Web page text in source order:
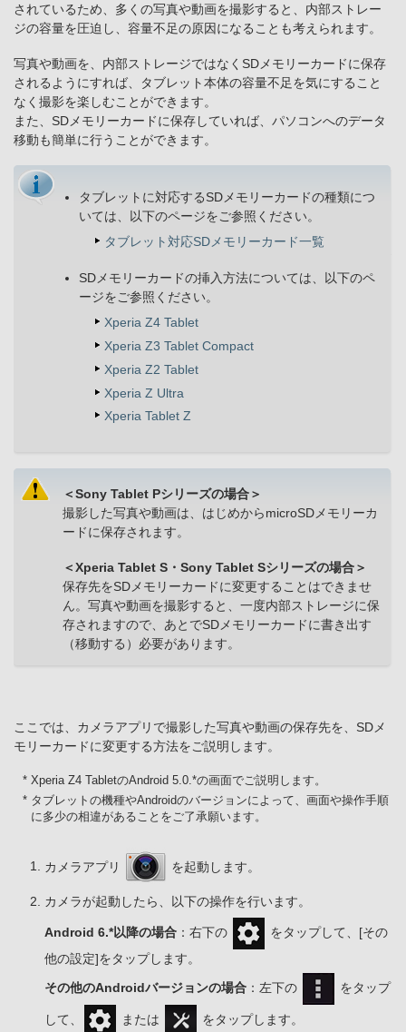
されているため、多くの写真や動画を撮影すると、内部ストレー
ジの容量を圧迫し、容量不足の原因になることも考えられます。
写真や動画を、内部ストレージではなくSDメモリーカードに保存
されるようにすれば、タブレット本体の容量不足を気にすること
なく撮影を楽しむことができます。
また、SDメモリーカードに保存していれば、パソコンへのデータ
移動も簡単に行うことができます。
タブレットに対応するSDメモリーカードの種類につ
いては、以下のページをご参照ください。
タブレット対応SDメモリーカード一覧
SDメモリーカードの挿入方法については、以下のペ
ージをご参照ください。
Xperia Z4 Tablet
Xperia Z3 Tablet Compact
Xperia Z2 Tablet
Xperia Z Ultra
Xperia Tablet Z
＜Sony Tablet Pシリーズの場合＞
撮影した写真や動画は、はじめからmicroSDメモリーカ
ードに保存されます。
＜Xperia Tablet S・Sony Tablet Sシリーズの場合＞
保存先をSDメモリーカードに変更することはできませ
ん。写真や動画を撮影すると、一度内部ストレージに保
存されますので、あとでSDメモリーカードに書き出す
（移動する）必要があります。
ここでは、カメラアプリで撮影した写真や動画の保存先を、SDメ
モリーカードに変更する方法をご説明します。
* Xperia Z4 TabletのAndroid 5.0.*の画面でご説明します。
* タブレットの機種やAndroidのバージョンによって、画面や操作手順
に多少の相違があることをご了承願います。
カメラアプリ を起動します。
カメラが起動したら、以下の操作を行います。
Android 6.*以降の場合 ：右下の
をタップして、[その
他の設定]をタップします。
その他のAndroidバージョンの場合 ：左下の をタップ
して、 または をタップします。